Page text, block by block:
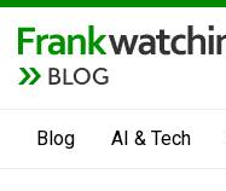
BLOG
Blog AI & Tech